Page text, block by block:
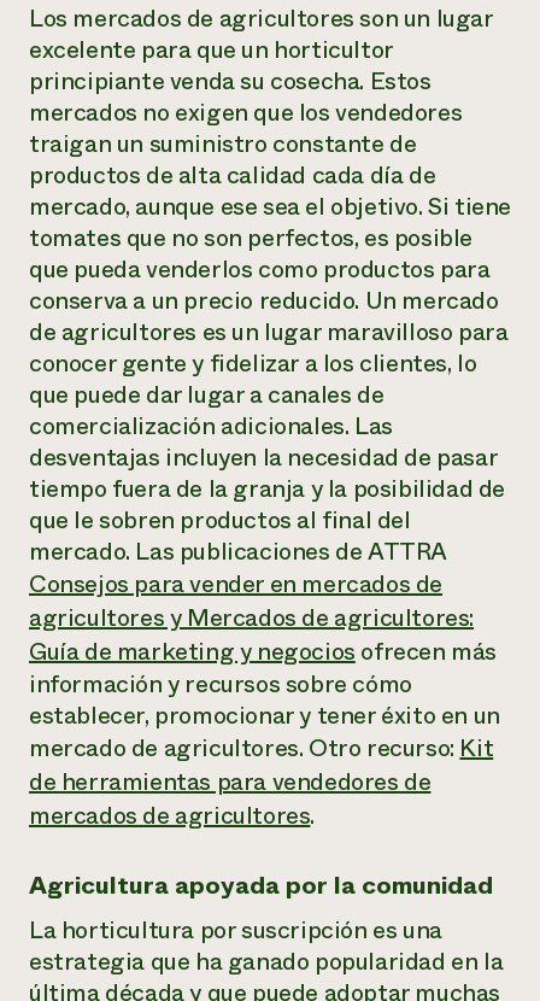
Los mercados de agricultores son un lugar
excelente para que un horticultor
principiante venda su cosecha. Estos
mercados no exigen que los vendedores
traigan un suministro constante de
productos de alta calidad cada día de
mercado, aunque ese sea el objetivo. Si tiene
tomates que no son perfectos, es posible
que pueda venderlos como productos para
conserva a un precio reducido. Un mercado
de agricultores es un lugar maravilloso para
conocer gente y fidelizar a los clientes, lo
que puede dar lugar a canales de
comercialización adicionales. Las
desventajas incluyen la necesidad de pasar
tiempo fuera de la granja y la posibilidad de
que le sobren productos al final del
mercado. Las publicaciones de ATTRA
Consejos para vender en mercados de
agricultores y Mercados de agricultores:
Guía de marketing y negociosofrecen más
información y recursos sobre cómo
establecer, promocionar y tener éxito en un
mercado de agricultores. Otro recurso:Kit
de herramientas para vendedores de
mercados de agricultores.
Agricultura apoyada por la comunidad
La horticultura por suscripción es una
estrategia que ha ganado popularidad en la
última década y que puede adoptar muchas